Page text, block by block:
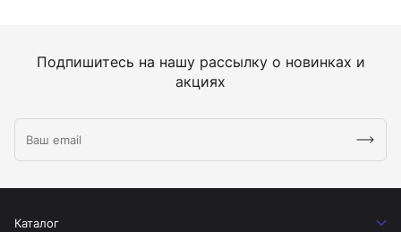
Подпишитесь на нашу рассылку о новинках и
акциях
Каталог